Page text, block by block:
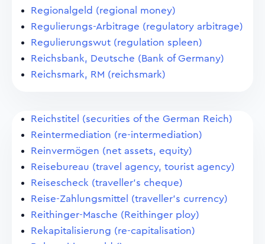
Regionalgeld (regional money)
Regulierungs-Arbitrage (regulatory arbitrage)
Regulierungswut (regulation spleen)
Reichsbank, Deutsche (Bank of Germany)
Reichsmark, RM (reichsmark)
Reichstitel (securities of the German Reich)
Reintermediation (re-intermediation)
Reinvermögen (net assets, equity)
Reisebureau (travel agency, tourist agency)
Reisescheck (traveller's cheque)
Reise-Zahlungsmittel (traveller's currency)
Reithinger-Masche (Reithinger ploy)
Rekapitalisierung (re-capitalisation)